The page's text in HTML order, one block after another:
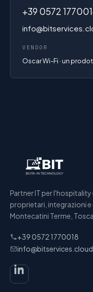
+39 0572
VENDOR
Oscar Wi-Fi · un
Partner IT per
proprietari, integrazioni e
Montecatini Terme,
+39 0572 1770018
info@bitservices.cloud